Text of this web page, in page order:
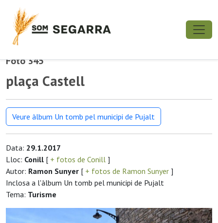
Foto 345
plaça Castell
Veure àlbum Un tomb pel municipi de Pujalt
Data: 29.1.2017
Lloc: Conill [ + fotos de Conill ]
Autor: Ramon Sunyer [ + fotos de Ramon Sunyer ]
Inclosa a l'àlbum Un tomb pel municipi de Pujalt
Tema: Turisme